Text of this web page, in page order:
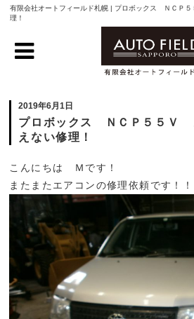
有限会社オートフィールド札幌 | プロボックス ＮＣＰ
理！
2019年6月1日
プロボックス ＮＣＰ５５Ｖ
えない修理！
こんにちは Ｍです！
またまたエアコンの修理依頼です！！